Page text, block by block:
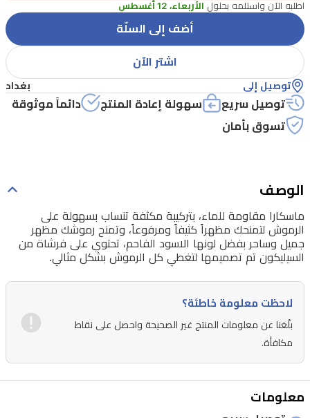
اطلبه الآن واستلمه بحلول الأربعاء، 12 أغسطس
أضف إلى السلّة
اشتر الآن
توصيل إلى بغداد
توصيل سريع سهولة إعادة المنتج
دائماً موثوقة
تسوق بأمان
الوصف
ماسكارا مقاومة للماء، بتركيبة مكثفة تنساب بسهولة على
الرموش لتمنحك مظهراً كثيفاً ومرفوعاً، وتمنح رموشك مظهر
جميل وساحر بفضل لونها الاسود الفاحم، تحتوي على فرشاة من
السيليكون تم تصميمها لتغطي كل الرموش بشكل مثالي.
لاحظت معلومة خاطئة؟
بلّغنا عن معلومات المنتج غير الصحيحة واحصل على نقاط
مكافأة.
معلومات